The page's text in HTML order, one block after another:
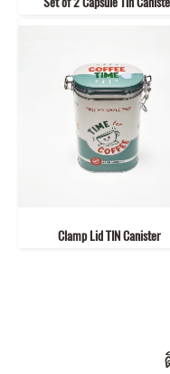
Clamp Lid TIN Canister